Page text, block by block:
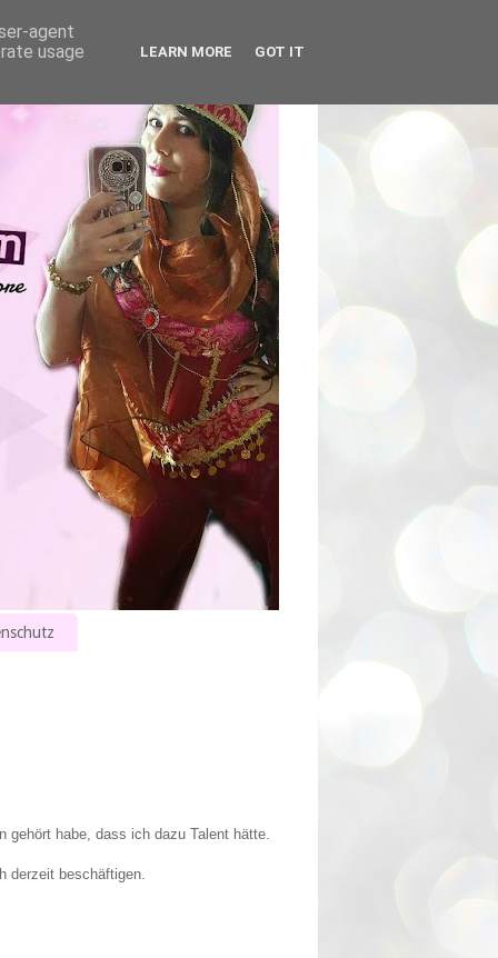
habe, dass ich dazu Talent hätte.
derzeit beschäftigen.
agent
usage
LEARN MORE GOT IT